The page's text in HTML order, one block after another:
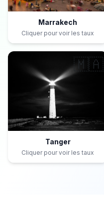
Marrakech
Cliquer pour voir les taux
🇲🇦
Tanger
Cliquer pour voir les taux